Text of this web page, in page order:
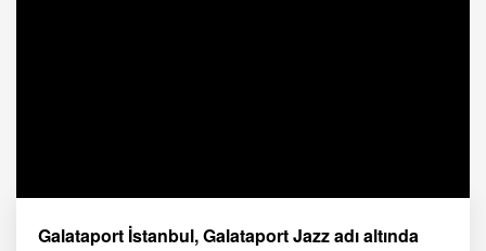
Galataport İstanbul, Galataport Jazz adı altında